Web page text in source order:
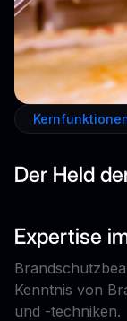
Der Held
Expertise
Kenntnis von
und -techniken.